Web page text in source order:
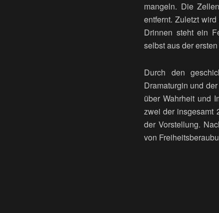
mangeln. Die
entfernt. Zuletzt
Drinnen steht ein
selbst aus der
Durch den
Dramaturgin und
über Wahrheit und
zwei der insgesamt
der Vorstellung.
von